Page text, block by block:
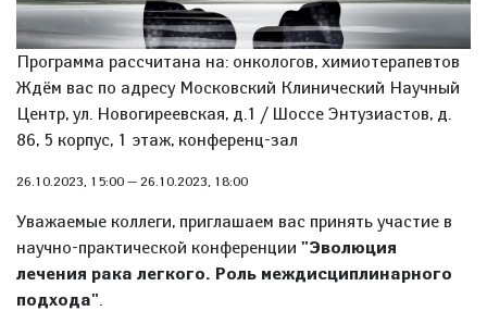
Программа рассчитана на: онкологов, химиотерапевтов
Ждём вас по адресу Московский Клинический Научный
Центр, ул. Новогиреевская, д.1 / Шоссе Энтузиастов, д.
86, 5 корпус, 1 этаж, конференц-зал
26.10.2023, 15:00 — 26.10.2023, 18:00
Уважаемые коллеги, приглашаем вас принять участие в
научно-практической конференции "Эволюция
лечения рака легкого. Роль междисциплинарного
подхода"